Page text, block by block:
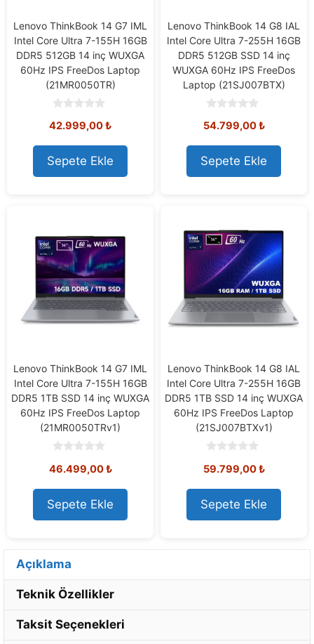
Lenovo ThinkBook 14 G7 IML
Intel Core Ultra 7-155H 16GB
DDR5 512GB 14 inç WUXGA
60Hz IPS FreeDos Laptop
(21MR0050TR)
o
t
o
f
5
42.999,00₺
Sepete Ekle
Lenovo ThinkBook 14 G8 IAL
Intel Core Ultra 7-255H 16GB
DDR5 512GB SSD 14 inç
WUXGA 60Hz IPS FreeDos
Laptop (21SJ007BTX)
o
t
o
f
5
54.799,00₺
Sepete Ekle
Lenovo ThinkBook 14 G7 IML
Intel Core Ultra 7-155H 16GB
DDR5 1TB SSD 14 inç WUXGA
60Hz IPS FreeDos Laptop
(21MR0050TRv1)
o
t
o
f
5
46.499,00₺
Sepete Ekle
Lenovo ThinkBook 14 G8 IAL
Intel Core Ultra 7-255H 16GB
DDR5 1TB SSD 14 inç WUXGA
60Hz IPS FreeDos Laptop
(21SJ007BTXv1)
o
t
o
f
5
59.799,00₺
Sepete Ekle
Açıklama
Teknik Özellikler
Taksit Seçenekleri